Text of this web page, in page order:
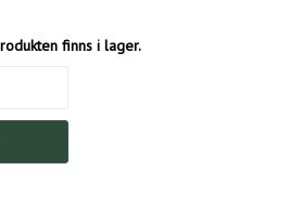
finns i lager.